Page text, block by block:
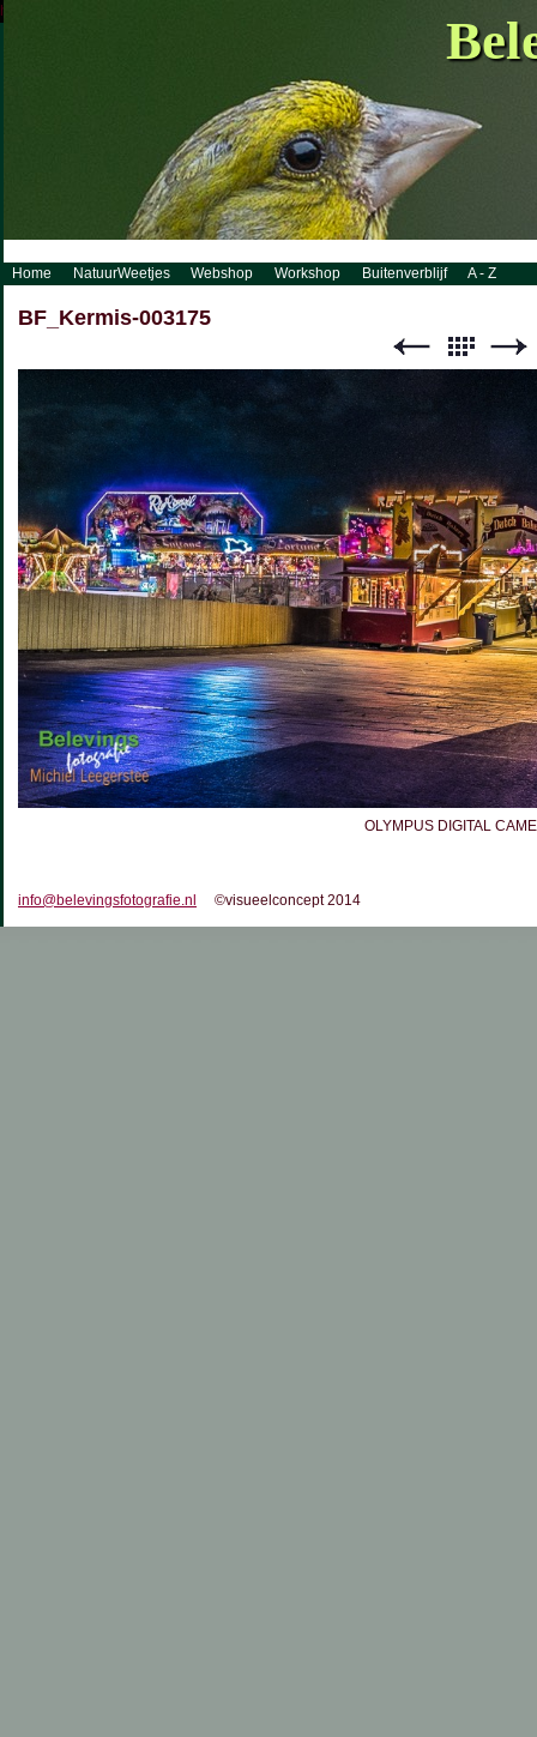
http://www.visueelconcept.nl/sitemap.xml.gz
Home NatuurWeetjes Webshop Workshop Buitenverblijf A - Z
BF_Kermis-003175
OLYMPUS DIGITAL
info@belevingsfotografie.nl ©visueelconcept 2014